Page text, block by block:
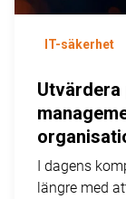
IT-säkerhet
I dagens
längre med